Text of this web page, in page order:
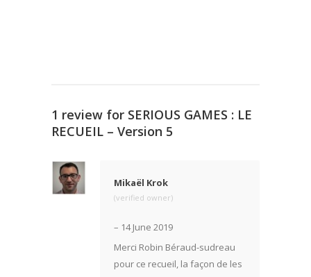
1 review for SERIOUS GAMES : LE
RECUEIL – Version 5
Mikaël Krok
(verified owner)
– 14 June 2019
Merci Robin Béraud-sudreau
pour ce recueil, la façon de les